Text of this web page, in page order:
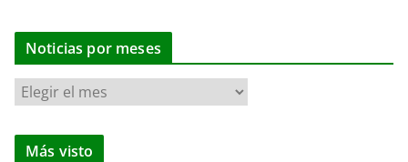
Noticias por meses
N
o
t
Más visto